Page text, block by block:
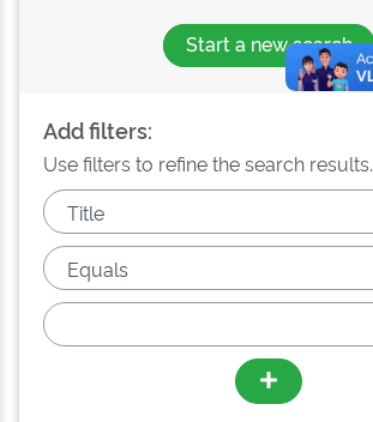
Start a new search
Add filters:
Use filters to refine the search results.